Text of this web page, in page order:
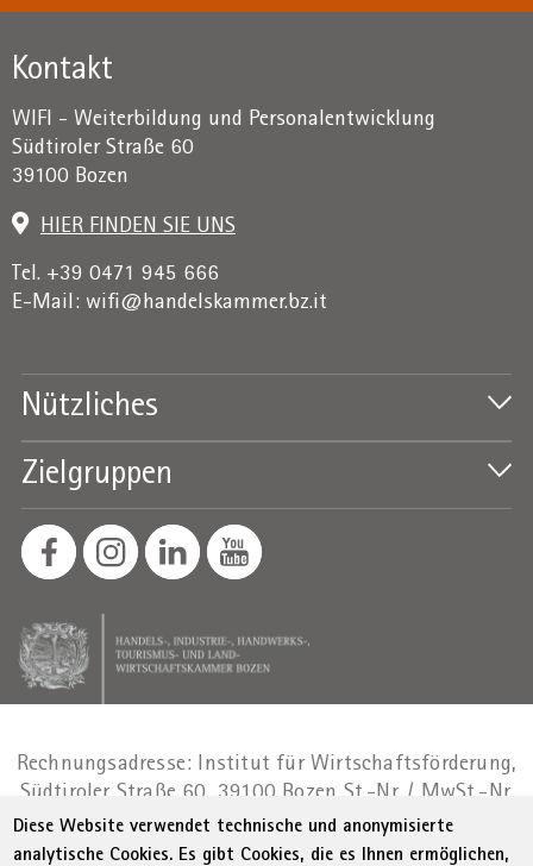
Kontakt
WIFI - Weiterbildung und Personalentwicklung
Südtiroler Straße 60
39100 Bozen
HIER FINDEN SIE UNS
Tel. +39 0471 945 666
E-Mail: wifi@handelskammer.bz.it
Nützliches
Zielgruppen
Rechnungsadresse: Institut für Wirtschaftsförderung,
Südtiroler Straße 60, 39100 Bozen St.-Nr. / MwSt.-Nr.
01716880214|administration-
as@bz.legalmail.camcom.it
Diese Website verwendet technische und anonymisierte
analytische Cookies. Es gibt Cookies, die es Ihnen ermöglichen,